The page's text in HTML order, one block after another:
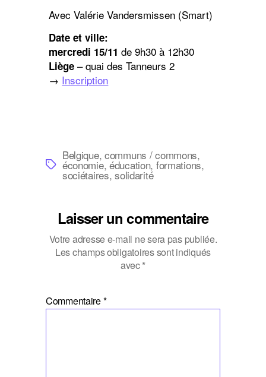
Avec Valérie Vandersmissen (Smart)
Date et ville:
mercredi 15/11 de 9h30 à 12h30
Liège – quai des Tanneurs 2
→ Inscription
Étiquettes
Belgique,communs / commons,
économie,éducation, formations,
sociétaires,solidarité
Laisser un commentaire
Votre adresse e-mail ne sera pas publiée.
Les champs obligatoires sont indiqués
avec*
Commentaire*